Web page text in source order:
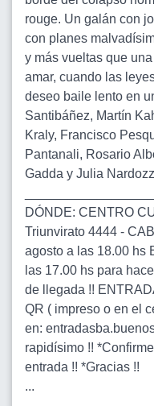
rouge. Un galán con
con planes
y más vueltas que
amar, cuando las
deseo baile lento en
Santibáñez, Martín
Kraly, Francisco
Pantanali, Rosario
Gadda y Julia
DÓNDE: CENTRO
Triunvirato 4444 -
agosto a las 18.00 hs
las 17.00 hs para
de llegada !!
QR ( impreso o en el
en:
rapidísimo !!
entrada !! *Gracias !!
...